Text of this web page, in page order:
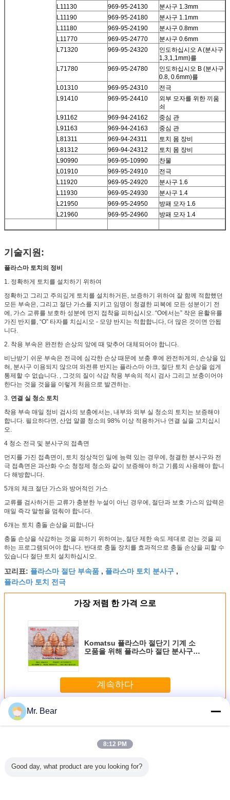
L11130
969-95-24130
분사구 1.3mm
L11190
969-95-24180
분사구 1.1mm
L11180
969-95-24190
분사구 0.8mm
L11770
969-95-24770
분사구 0.6mm
L71320
969-95-24320
인도하십시오 A (분사구
1,3,1,1mm)를
L71780
969-95-24780
인도하십시오 B (분사구
0.8, 0.6mm)를
L01310
969-95-24310
전극
L91410
969-95-24410
외부 모자를 위한 끼움
쇠
L91162
969-94-24162
중심 관
L91163
969-94-24163
중심 관
L81311
969-94-24311
토치 몸 장비
L81312
969-94-24312
토치 몸 장비
L90990
969-95-10990
찬물
L01910
969-95-24910
전극
L11920
969-95-24920
분사구 1.6
L11930
969-95-24930
분사구 1.4
L21950
969-95-24950
방패 모자 1.6
L21960
969-95-24960 방패 모자 1.4
기술지원:
플라스마 토치의 정비
1. 정확하게 토치를 설치하기 위하여
정확하고 그리고 주의깊게 토치를 설치하거든, 보증하기 위하여 잘 함께 적합했던
모든 부속은, 그리고 절단 가스를 지키고 임명이 청결한 피복에 모든 성분이기 전
에, 가스 교류를 보호하 성분에 먼지 접착을 피하십시오. “O에서는” 작은 윤활유를
가진 반지를, “O” 타자를 치십시오 - 모양 반지는 적합합니다, 더 많은 것이면 안됩
니다.
2. 착용 부속은 완전한 손상의 앞에 때 맞추어 대체되어야 합니다.
비난받기 쉬운 부속은 전극에 심각한 손상 때문에 보충 후에 완전하게의, 손상을 입
혀, 분사구 이용되지 않으며 와전류 반지는 플라스마 아크, 절단 토치 손상을 쉽게
통제할 수 없습니다. , 그것의 질이 삭감 착용 부속의 적시 검사 그리고 보충이어야
한다는 것을 것을을 이렇게 처음으로 발견하는.
3. 연결 실 청소 토치
착용 부속 매일 정비 검사의 보충에서는, 내부와 외부 실 청소의 토치는 보증해야
합니다. 필요하다면, 산업 알콜 청소의 98% 이상 적용하거나 연결 실을 고치십시
오.
4 청소 전극 및 분사구의 접촉면
먼지를 가진 접촉면이, 토치 정상적인 일에 능력 있는 경우에, 청결한 분사구와 전
극 접촉면은 과산화 수소 청정제 청소와 같이 보증해야 하고 기름의 사용해야 합니
다 해방합니다.
5개의 체크 절단 가스와 방어적인 가스
교류를 검사하거든 교류가 충분한 누설이 아닌 경우에, 절단과 보호 가스의 압력은
매일 즉각 말썽을 멈춰야 합니다.
6개는 토치 충돌 손상을 피합니다
충돌 손상을 삭감하는 것을 피하기 위하여는, 절단 제한 속도 제대로 걷는 것을 피
하는 프로그램되어야 합니다. 반대로 충돌 장치를 효과적으로 충돌 손상을 피할 수
있습니다 절단 토치 설치하십시오.
꼬리표: 플라스마 절단 부속품 , 플라스마 토치 분사구 ,
플라스마 토치 전극
가장 저렴 한 가격 으로
Komatsu 플라스마 절단기 기계 소
모품을 위해 플라스마 절단 분사구
계속하다
더 많은 것Komatsu 플라스마 기계 소모품
라스마
Komatsu는 가이드
플라스마 절단기
Mr. Bear
8:12 PM
Good day, what product are you looking for?